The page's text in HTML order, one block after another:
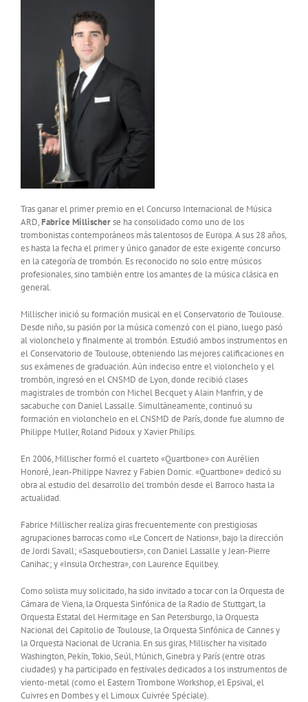
Tras ganar el primer premio en el Concurso Internacional de Música
ARD,Fabrice Millischerse ha consolidado como uno de los
trombonistas contemporáneos más talentosos de Europa. A sus 28 años,
es hasta la fecha el primer y único ganador de este exigente concurso
en la categoría de trombón. Es reconocido no solo entre músicos
profesionales, sino también entre los amantes de la música clásica en
general.
Millischer inició su formación musical en el Conservatorio de Toulouse.
Desde niño, su pasión por la música comenzó con el piano, luego pasó
al violonchelo y finalmente al trombón. Estudió ambos instrumentos en
el Conservatorio de Toulouse, obteniendo las mejores calificaciones en
sus exámenes de graduación. Aún indeciso entre el violonchelo y el
trombón, ingresó en el CNSMD de Lyon, donde recibió clases
magistrales de trombón con Michel Becquet y Alain Manfrin, y de
sacabuche con Daniel Lassalle. Simultáneamente, continuó su
formación en violonchelo en el CNSMD de París, donde fue alumno de
Philippe Muller, Roland Pidoux y Xavier Philips.
En 2006, Millischer formó el cuarteto «Quartbone» con Aurélien
Honoré, Jean-Philippe Navrez y Fabien Dornic. «Quartbone» dedicó su
obra al estudio del desarrollo del trombón desde el Barroco hasta la
actualidad.
Fabrice Millischer realiza giras frecuentemente con prestigiosas
agrupaciones barrocas como «Le Concert de Nations», bajo la dirección
de Jordi Savall; «Sasqueboutiers», con Daniel Lassalle y Jean-Pierre
Canihac; y «Insula Orchestra», con Laurence Equilbey.
Como solista muy solicitado, ha sido invitado a tocar con la Orquesta de
Cámara de Viena, la Orquesta Sinfónica de la Radio de Stuttgart, la
Orquesta Estatal del Hermitage en San Petersburgo, la Orquesta
Nacional del Capitolio de Toulouse, la Orquesta Sinfónica de Cannes y
la Orquesta Nacional de Ucrania. En sus giras, Millischer ha visitado
Washington, Pekín, Tokio, Seúl, Múnich, Ginebra y París (entre otras
ciudades) y ha participado en festivales dedicados a los instrumentos de
viento-metal (como el Eastern Trombone Workshop, el Epsival, el
Cuivres en Dombes y el Limoux Cuivrée Spéciale).